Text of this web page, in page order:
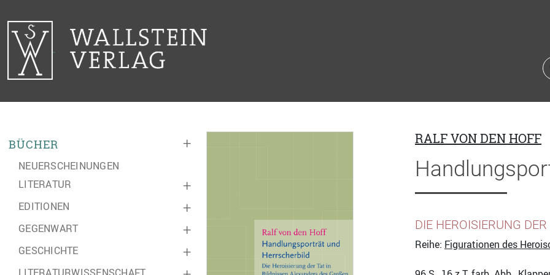
+
BÜCHER
NEUERSCHEINUNGEN
+
LITERATUR
+
EDITIONEN
+
GEGENWART
+
GESCHICHTE
RALF VON DEN HOFF
DIE HEROISIERUNG
Reihe: Figurationen des